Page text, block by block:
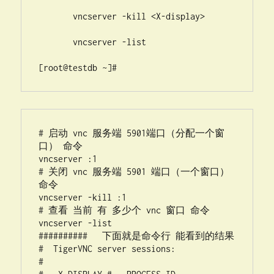
       vncserver -kill <X-display>
       vncserver -list
[root@testdb ~]#
# 启动 vnc 服务端 5901端口（分配一个窗
口） 命令
vncserver :1
# 关闭 vnc 服务端 5901 端口（一个窗口）
命令
vncserver -kill :1
# 查看 当前 有 多少个 vnc 窗口 命令
vncserver -list
##########   下面就是命令行 能看到的结果
#  TigerVNC server sessions:
#